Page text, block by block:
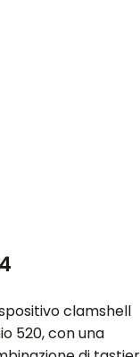
clamshell
520, con una